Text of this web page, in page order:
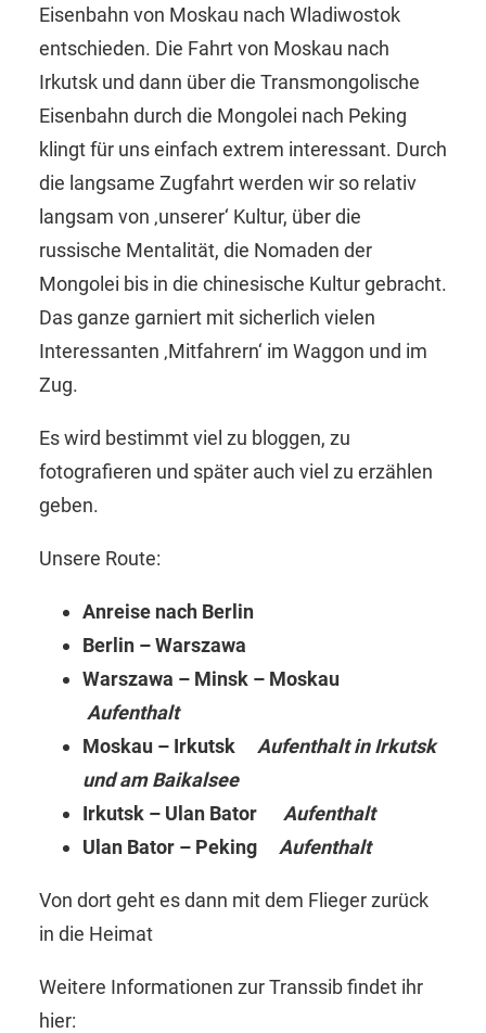
Eisenbahn von Moskau nach Wladiwostok
entschieden. Die Fahrt von Moskau nach
Irkutsk und dann über die Transmongolische
Eisenbahn durch die Mongolei nach Peking
klingt für uns einfach extrem interessant. Durch
die langsame Zugfahrt werden wir so relativ
langsam von ‚unserer‘ Kultur, über die
russische Mentalität, die Nomaden der
Mongolei bis in die chinesische Kultur gebracht.
Das ganze garniert mit sicherlich vielen
Interessanten ‚Mitfahrern‘ im Waggon und im
Zug.
Es wird bestimmt viel zu bloggen, zu
fotografieren und später auch viel zu erzählen
geben.
Unsere Route:
Anreise nach Berlin
Berlin – Warszawa
Warszawa – Minsk – Moskau
Aufenthalt
Moskau – Irkutsk Aufenthalt in Irkutsk
und am Baikalsee
Irkutsk – Ulan Bator Aufenthalt
Ulan Bator – Peking Aufenthalt
Von dort geht es dann mit dem Flieger zurück
in die Heimat
Weitere Informationen zur Transsib findet ihr
hier: